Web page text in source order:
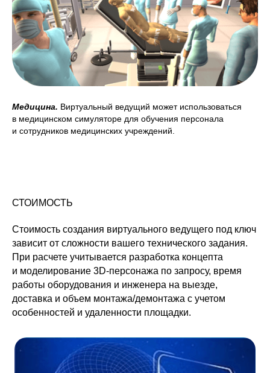
Медицина. Виртуальный ведущий может использоваться
в медицинском симуляторе для обучения персонала
и сотрудников медицинских учреждений.
СТОИМОСТЬ
Стоимость создания виртуального ведущего под ключ
зависит от сложности вашего технического задания.
При расчете учитывается разработка концепта
и моделирование 3D-персонажа по запросу, время
работы оборудования и инженера на выезде,
доставка и объем монтажа/демонтажа с учетом
особенностей и удаленности площадки.